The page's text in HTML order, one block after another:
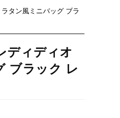
タン風ミニバッグ ブラ
ディディオ
ブラック レ